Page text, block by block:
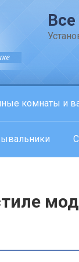
Все
комнаты и